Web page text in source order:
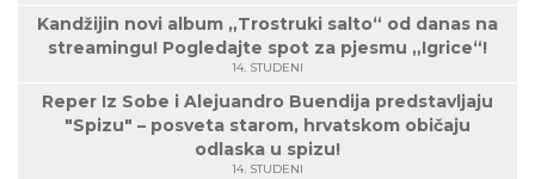
Kandžijin novi album „Trostruki salto“ od danas na
streamingu! Pogledajte spot za pjesmu „Igrice“!
14. STUDENI
Reper Iz Sobe i Alejuandro Buendija predstavljaju
"Spizu" – posveta starom, hrvatskom običaju
odlaska u spizu!
14. STUDENI